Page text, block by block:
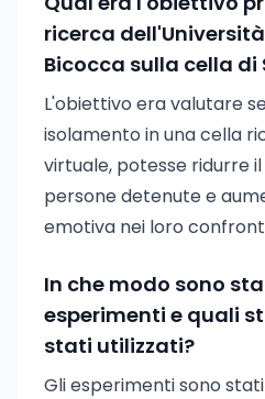
ricerca
Bicocca sulla cella di
L'obiettivo era valutare
isolamento in una cella
virtuale, potesse ridurre
persone detenute e
emotiva nei loro
In che modo sono
esperimenti e quali
stati utilizzati?
Gli esperimenti sono